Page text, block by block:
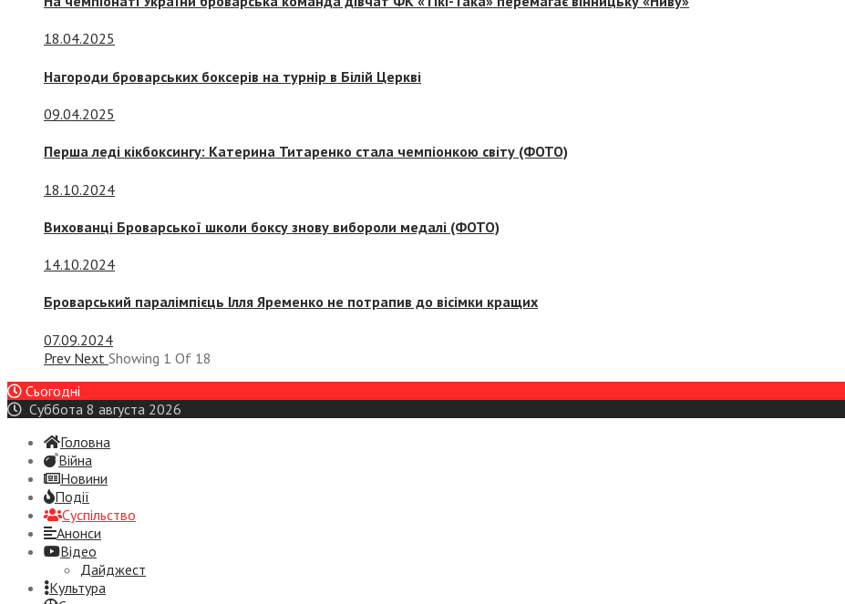
18.04.2025
Нагороди броварських боксерів на турнір в Білій Церкві
09.04.2025
Перша леді кікбоксингу: Катерина Титаренко стала чемпіонкою світу (ФОТО)
18.10.2024
Вихованці Броварської школи боксу знову вибороли медалі (ФОТО)
14.10.2024
Броварський паралімпієць Ілля Яременко не потрапив до вісімки кращих
07.09.2024
Prev Next Showing 1 Of 18
Сьогодні
Суббота 8 августа 2026
Головна
Війна
Новини
Події
Суспiльство
Анонси
Відео
Дайджест
Культура